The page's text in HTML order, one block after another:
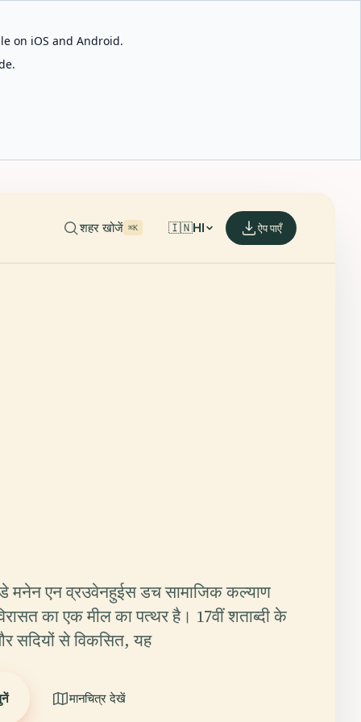
on iOS and Android.
शहर खोजें ⌘K 🇮🇳HI ऐप पाएँ
मनेन एन व्रउवेनहुईस डच सामाजिक कल्याण
का एक मील का पत्थर है। 17वीं शताब्दी के
सदियों से विकसित, यह
मानचित्र देखें